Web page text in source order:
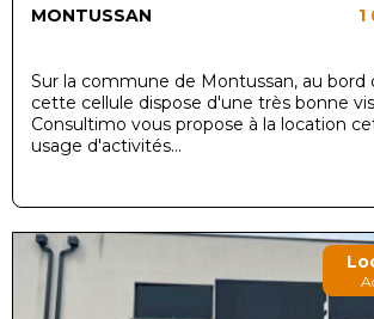
MONTUSSAN 1
Sur la commune de Montussan, au bord
cette cellule dispose d'une très bonne
Consultimo vous propose à la location
usage d'activités...